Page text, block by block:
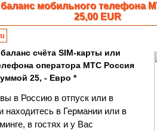
мобильного телефона
25,00 EUR
счёта SIM-карты или
оператора МТС Россия
25, - Евро *
в Россию в отпуск или в
находитесь в Германии или в
в гостях и у Вас